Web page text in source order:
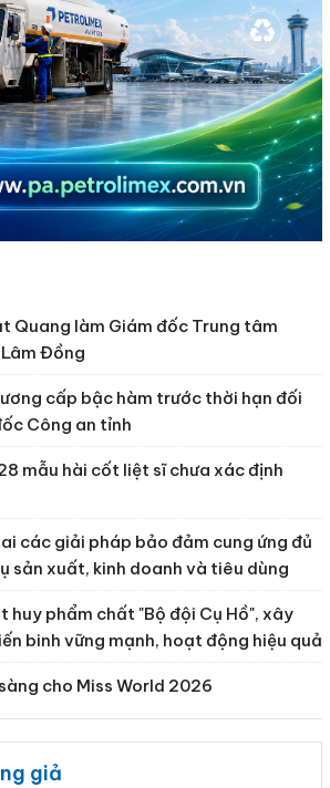
Quang làm Giám đốc Trung tâm
Đồng
cấp bậc hàm trước thời hạn đối
Công an tỉnh
mẫu hài cốt liệt sĩ chưa xác định
các giải pháp bảo đảm cung ứng đủ
sản xuất, kinh doanh và tiêu dùng
huy phẩm chất "Bộ đội Cụ Hồ", xây
binh vững mạnh, hoạt động hiệu quả
cho Miss World 2026
giả